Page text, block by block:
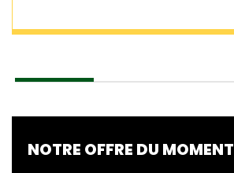
NOTRE OFFRE DU MOMENT